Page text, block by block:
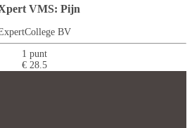
VMS: Pijn
BV
1 punt
€ 28.5